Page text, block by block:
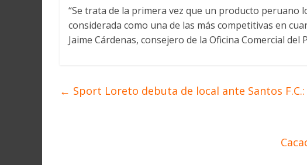
“Se trata de la primera vez que un producto
considerada como una de las más competitivas en
Jaime Cárdenas, consejero de la Oficina Comercial del
← Sport Loreto debuta de local ante Santos F.C.: